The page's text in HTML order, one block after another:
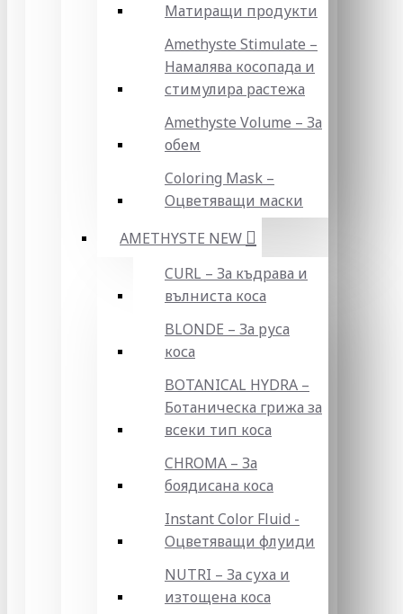
Матиращи продукти
Amethyste Stimulate –
Намалява косопада и
стимулира растежа
Amethyste Volume – За
обем
Coloring Mask –
Оцветяващи маски
AMETHYSTE NEW
CURL – За къдрава и
вълниста коса
BLONDE – За руса
коса
BOTANICAL HYDRA –
Ботаническа грижа за
всеки тип коса
CHROMA – За
боядисана коса
Instant Color Fluid -
Оцветяващи флуиди
NUTRI – За суха и
изтощена коса